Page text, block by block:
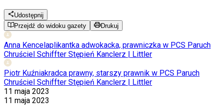
Udostępnij
Przejdź do widoku gazety
Drukuj
Anna Kencelaplikantka adwokacka, prawniczka w PCS Paruch
Chruściel Schiffter Stępień Kanclerz | Littler
Piotr Kuźniakradca prawny, starszy prawnik w PCS Paruch
Chruściel Schiffter Stępień Kanclerz | Littler
11 maja 2023
11 maja 2023